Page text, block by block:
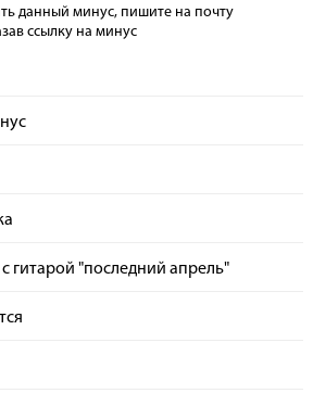
данный минус, пишите на почту
сcылку на минус
гитарой "последний апрель"